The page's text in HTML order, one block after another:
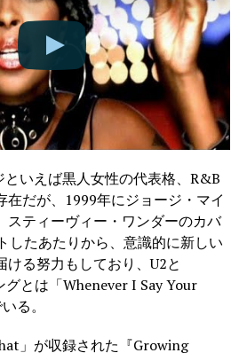
といえば黒人女性の代表格、R&B
在だが、1999年にジョージ・マイ
スティーヴィー・ワンダーのカバ
したあたりから、意識的に新しい
ける努力もしており、U2と
グとは「Whenever I Say Your
る。
」が収録された『Growing